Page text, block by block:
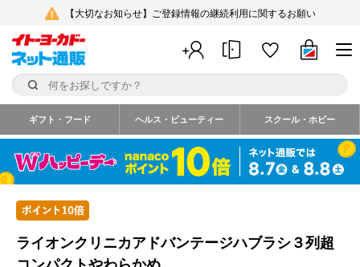
【大切なお知らせ】ご登録情報の継続利用に関するお願い
ギフト・フード ヘルス・ビューティー スクール・ホビー
ライオンクリニカアドバンテージハブラシ３列超